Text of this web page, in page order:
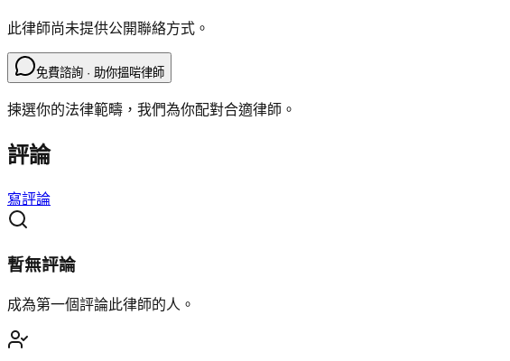
此律師尚未提供公開聯絡方式。
免費諮詢 · 助你搵啱律師
揀選你的法律範疇，我們為你配對合適律師。
評論
寫評論
暫無評論
成為第一個評論此律師的人。